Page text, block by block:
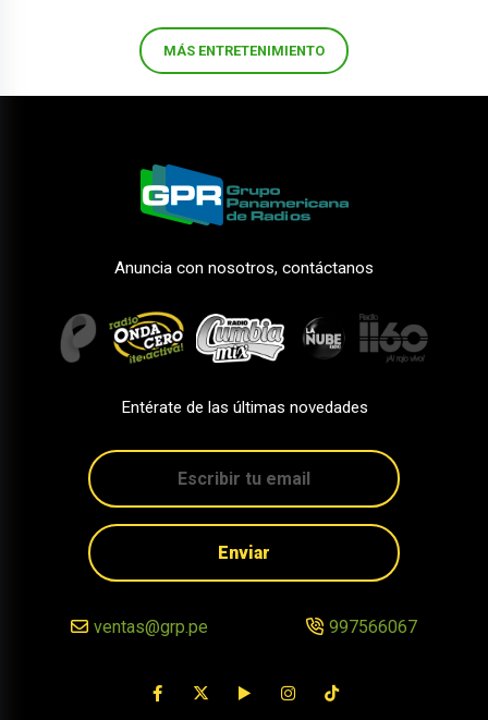
MÁS ENTRETENIMIENTO
Anuncia con nosotros, contáctanos
Entérate de las últimas novedades
Enviar
ventas@grp.pe 997566067